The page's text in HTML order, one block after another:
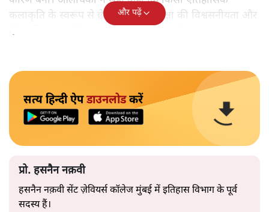
कलाकृति के स्वरूप से छेड़छाड़ करना शिक्षा की विश्वसनीयता और
ऐतिहासिक प्रामाणिकता को कमज़ोर करता है।
और पढ़ें
सत्य हिन्दी ऐपडाउनलोडकरें
प्रो. हसनैन नक़वी
हसनैन नक़वी सेंट ज़ेवियर्स कॉलेज मुंबई मेंइतिहास विभाग के पूर्व
सदस्य हैं।